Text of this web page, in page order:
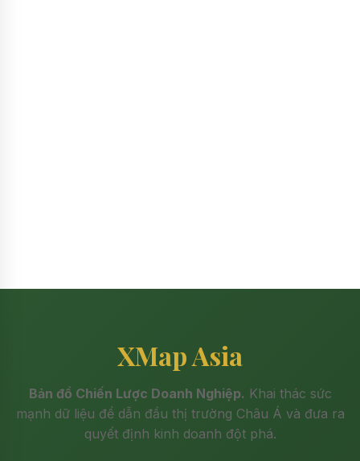
XMap Asia
Bản đồ Chiến Lược Doanh Nghiệp. Khai thác sức
mạnh dữ liệu để dẫn đầu thị trường Châu Á và đưa ra
quyết định kinh doanh đột phá.